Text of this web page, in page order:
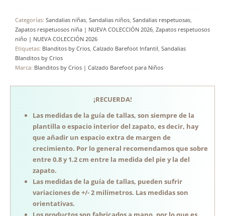
Categorías: Sandalias niñas Sandalias niños Sandalias respetuosas
Zapatos respetuosos niña | NUEVA COLECCIÓN 2026 Zapatos respetuosos
niño | NUEVA COLECCIÓN 2026
Etiquetas: Blanditos by Crios Calzado Barefoot Infantil Sandalias
Blanditos by Crios
Marca: Blanditos by Crios | Calzado Barefoot para Niños
¡RECUERDA!
Las medidas de la guía de tallas, son siempre de la
plantilla o espacio interior del zapato, es decir, hay
que añadir un espacio extra de margen de
crecimiento. Por lo general recomendamos que sobre
entre 0.8 y 1.2 cm entre la medida del pie y la del
zapato.
Las medidas de la guía de tallas, pueden sufrir
variaciones de +/- 2 milímetros. Las medidas son
orientativas.